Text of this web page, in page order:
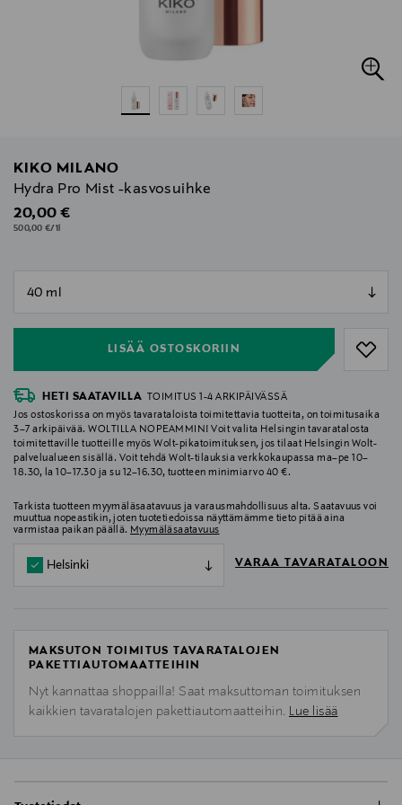
KIKO MILANO
Hydra Pro Mist -kasvosuihke
Original Price
20,00 €
500,00 €/1l
LISÄÄ OSTOSKORIIN
null
HETI SAATAVILLA
TOIMITUS 1-4 ARKIPÄIVÄSSÄ
Jos ostoskorissa on myös tavarataloista toimitettavia tuotteita, on toimitusaika
3–7 arkipäivää. WOLTILLA NOPEAMMIN! Voit valita Helsingin tavaratalosta
toimitettaville tuotteille myös Wolt-pikatoimituksen, jos tilaat Helsingin Wolt-
palvelualueen sisällä. Voit tehdä Wolt-tilauksia verkkokaupassa ma–pe 10–
18.30, la 10–17.30 ja su 12–16.30, tuotteen minimiarvo 40 €.
Tarkista tuotteen myymäläsaatavuus ja varausmahdollisuus alta. Saatavuus voi
muuttua nopeastikin, joten tuotetiedoissa näyttämämme tieto pitää aina
varmistaa paikan päällä. Myymäläsaatavuus
Helsinki VARAA TAVARATALOON
MAKSUTON TOIMITUS TAVARATALOJEN
PAKETTIAUTOMAATTEIHIN
Nyt kannattaa shoppailla! Saat maksuttoman toimituksen
kaikkien tavaratalojen pakettiautomaatteihin. Lue lisää